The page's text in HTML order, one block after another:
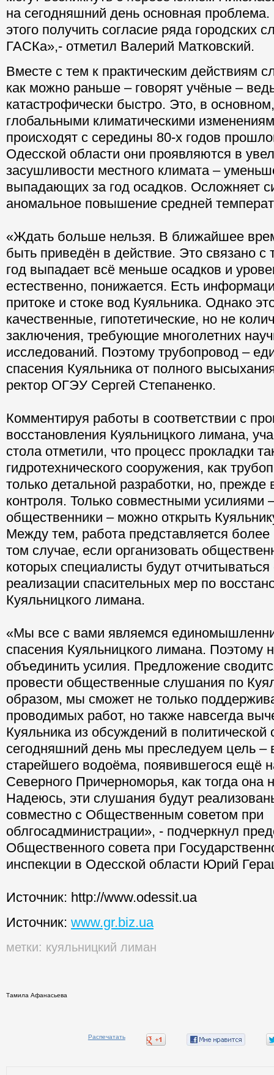
на сегодняшний день основная
этого получить согласие ряда городских
ГАСКа»,- отметил Валерий Матковский.
Вместе с тем к практическим действиям
как можно раньше – говорят учёные –
катастрофически быстро. Это, в
глобальными климатическими
происходят с середины 80-х годов
Одесской области они проявляются в
засушливости местного климата –
выпадающих за год осадков. Осложняет
аномальное повышение средней
«Ждать больше нельзя. В ближайшее
быть приведён в действие. Это связано с
год выпадает всё меньше осадков и
естественно, понижается. Есть
притоке и стоке вод Куяльника. Однако
качественные, гипотетические, но не
заключения, требующие многолетних
исследований. Поэтому трубопровод –
спасения Куяльника от полного
ректор ОГЭУ Сергей Степаненко.
Комментируя работы в соответствии с
восстановления Куяльницкого лимана,
стола отметили, что процесс прокладки
гидротехнического сооружения, как
только детальной разработки, но, прежде
контроля. Только совместными усилиями
общественники – можно открыть
Между тем, работа представляется более
том случае, если организовать
которых специалисты будут отчитываться
реализации спасительных мер по
Куяльницкого лимана.
«Мы все с вами являемся
спасения Куяльницкого лимана. Поэтому
объединить усилия. Предложение
провести общественные слушания по
образом, мы сможет не только
проводимых работ, но также навсегда
Куяльника из обсуждений в
сегодняшний день мы преследуем цель –
старейшего водоёма, появившегося ещё
Северного Причерноморья, как тогда она
Надеюсь, эти слушания будут
совместно с Общественным советом при
облгосадминистрации», - подчеркнул
Общественного совета при
инспекции в Одесской области Юрий
Источник: http://www.odessit.ua
Источник: www.gr.biz.ua
метки: куяльницкий лиман
Тамила Афанасьева
Распечатать